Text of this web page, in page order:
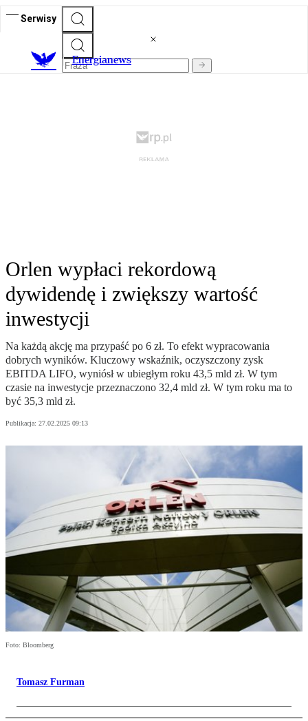
Serwisy
Energianews
Orlen wypłaci rekordową
dywidendę i zwiększy wartość
inwestycji
Na każdą akcję ma przypaść po 6 zł. To efekt wypracowania
dobrych wyników. Kluczowy wskaźnik, oczyszczony zysk
EBITDA LIFO, wyniósł w ubiegłym roku 43,5 mld zł. W tym
czasie na inwestycje przeznaczono 32,4 mld zł. W tym roku ma to
być 35,3 mld zł.
Publikacja: 27.02.2025 09:13
Foto: Bloomberg
Tomasz Furman